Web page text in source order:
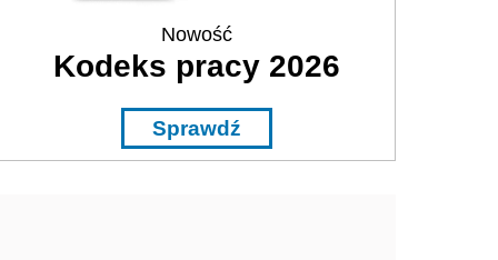
Nowość
Kodeks pracy 2026
Sprawdź